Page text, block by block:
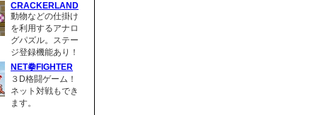
CRACKERLAND
動物などの仕掛け
を利用するアナロ
グパズル。ステー
ジ登録機能あり！
NET拳FIGHTER
３D格闘ゲーム！
ネット対戦もでき
ます。